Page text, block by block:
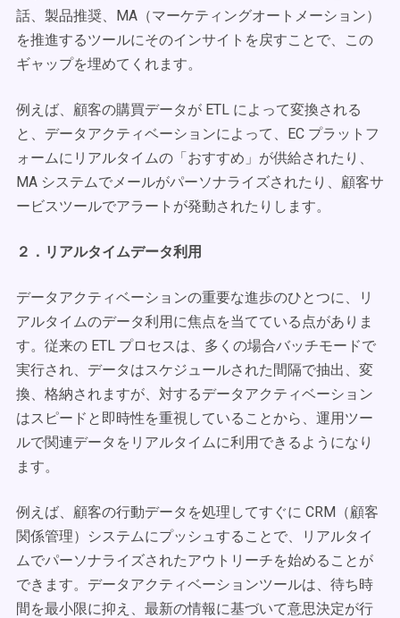
話、製品推奨、MA（マーケティングオートメーション）
を推進するツールにそのインサイトを戻すことで、この
ギャップを埋めてくれます。
例えば、顧客の購買データが ETL によって変換される
と、データアクティベーションによって、EC プラットフ
ォームにリアルタイムの「おすすめ」が供給されたり、
MA システムでメールがパーソナライズされたり、顧客サ
ービスツールでアラートが発動されたりします。
２．リアルタイムデータ利用
データアクティベーションの重要な進歩のひとつに、リ
アルタイムのデータ利用に焦点を当てている点がありま
す。従来の ETL プロセスは、多くの場合バッチモードで
実行され、データはスケジュールされた間隔で抽出、変
換、格納されますが、対するデータアクティベーション
はスピードと即時性を重視していることから、運用ツー
ルで関連データをリアルタイムに利用できるようになり
ます。
例えば、顧客の行動データを処理してすぐに CRM（顧客
関係管理）システムにプッシュすることで、リアルタイ
ムでパーソナライズされたアウトリーチを始めることが
できます。データアクティベーションツールは、待ち時
間を最小限に抑え、最新の情報に基づいて意思決定が行